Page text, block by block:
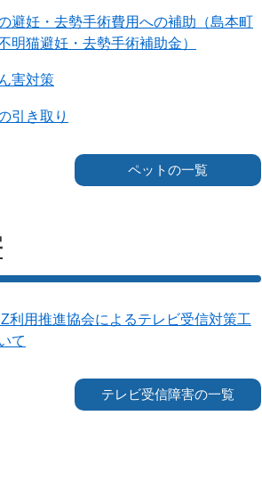
避妊・去勢手術費用への補助（島本町
明猫避妊・去勢手術補助金）
害対策
引き取り
ペットの一覧
利用推進協会によるテレビ受信対策工
て
テレビ受信障害の一覧